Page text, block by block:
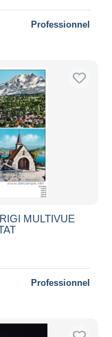
Professionnel
MULTIVUE
Professionnel